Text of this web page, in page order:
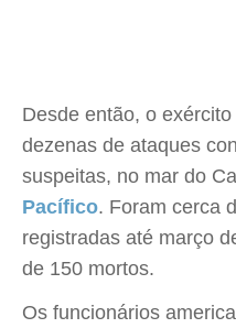
Desde então, o
dezenas de ataques
suspeitas, no mar do
Pacífico. Foram cerca
registradas até março
de 150 mortos.
Os funcionários